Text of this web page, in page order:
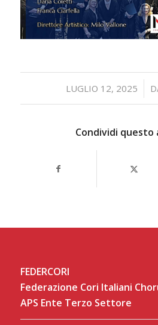
LUGLIO 12, 2025
/
Condividi questo
FEDERCORI
Federazione Cori Italiani
APS Ente Terzo Settore